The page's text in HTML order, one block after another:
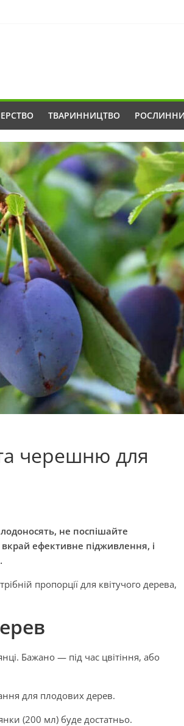
ТВАРИННИЦТВО
черешню для
не поспішайте
вкрай ефективне підживлення, і
пропорції для квітучого дерева,
Бажано — під час цвітіння, або
для плодових дерев.
(200 мл) буде достатньо.